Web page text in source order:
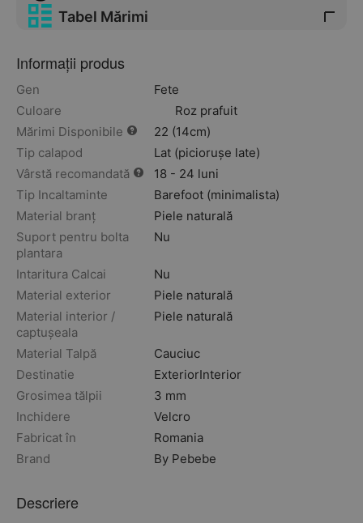
Tabel Mărimi
Informații produs
Gen
Fete
Culoare
Roz prafuit
Mărimi Disponibile
22 (14cm)
Tip calapod
Lat (piciorușe late)
Vârstă recomandată
18 - 24 luni
Tip Incaltaminte
Barefoot (minimalista)
Material branț
Piele naturală
Suport pentru bolta
plantara
Nu
Intaritura Calcai
Nu
Material exterior
Piele naturală
Material interior /
captușeala
Piele naturală
Material Talpă
Cauciuc
Destinatie
ExteriorInterior
Grosimea tălpii
3 mm
Inchidere
Velcro
Fabricat în
Romania
Brand
By Pebebe
Descriere